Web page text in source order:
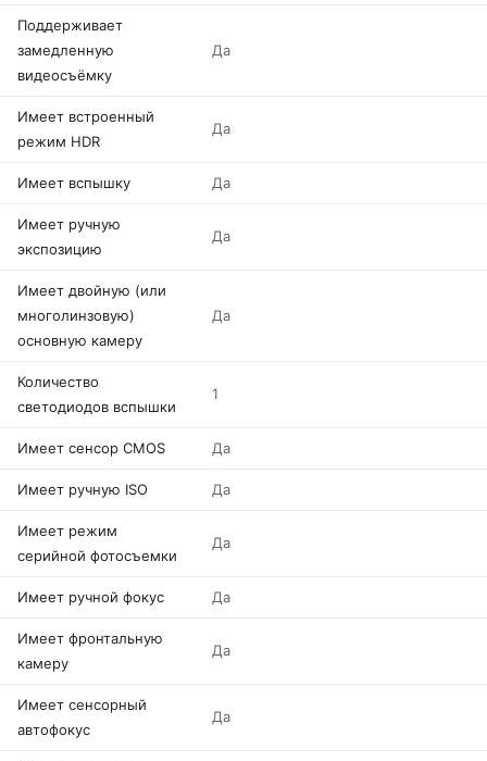
Поддерживает
замедленную
видеосъёмку
Да
Имеет встроенный
режим HDR
Да
Имеет вспышку Да
Имеет ручную
экспозицию
Да
Имеет двойную (или
многолинзовую)
основную камеру
Да
Количество
светодиодов вспышки
1
Имеет сенсор CMOS Да
Имеет ручную ISO Да
Имеет режим
серийной фотосъемки
Да
Имеет ручной фокус Да
Имеет фронтальную
камеру
Да
Имеет сенсорный
автофокус
Да